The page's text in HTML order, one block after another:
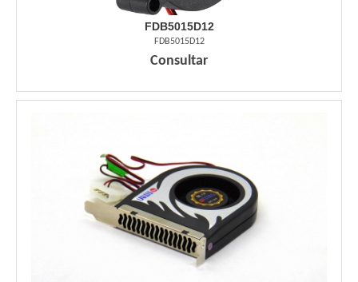
FDB5015D12
FDB5015D12
Consultar